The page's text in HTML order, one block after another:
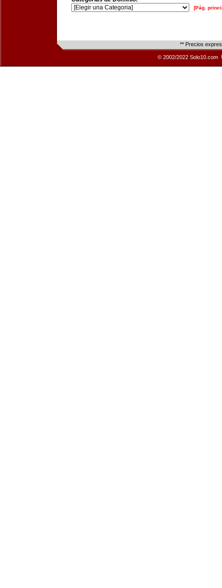
[Pág.
** Precios
© 2002/2022 Solo10.com